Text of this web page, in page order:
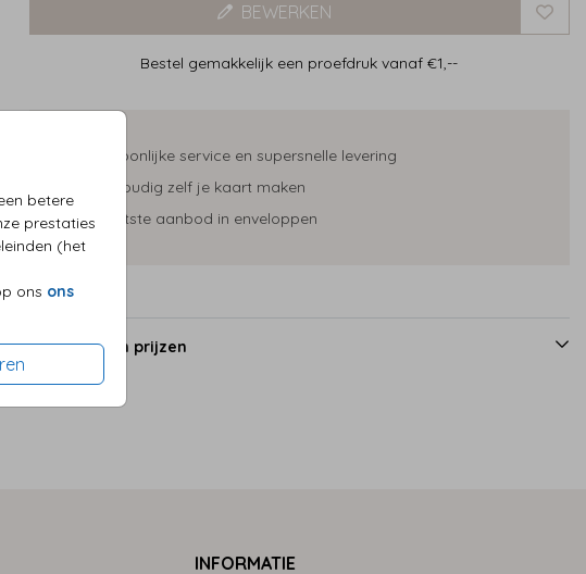
betere
prestaties
(het
ons ons
BEWERKEN
Bestel gemakkelijk een proefdruk vanaf €1,--
Persoonlijke service en supersnelle levering
Eenvoudig zelf je kaart maken
Grootste aanbod in enveloppen
Formaten en prijzen
INFORMATIE